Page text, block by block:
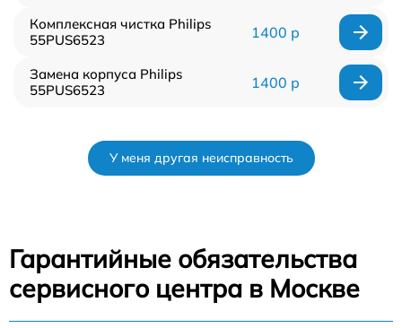
Комплексная чистка Philips
55PUS6523
1400 р
Замена корпуса Philips
55PUS6523
1400 р
У меня другая неисправность
Гарантийные обязательства
сервисного центра в Москве